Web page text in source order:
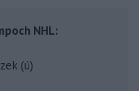
NHL:
(ú)